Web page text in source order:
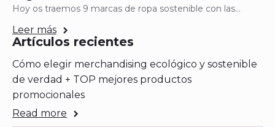
Hoy os traemos 9 marcas de ropa sostenible con las…
Leer más
Artículos recientes
Cómo elegir merchandising ecológico y sostenible
de verdad + TOP mejores productos
promocionales
Read more